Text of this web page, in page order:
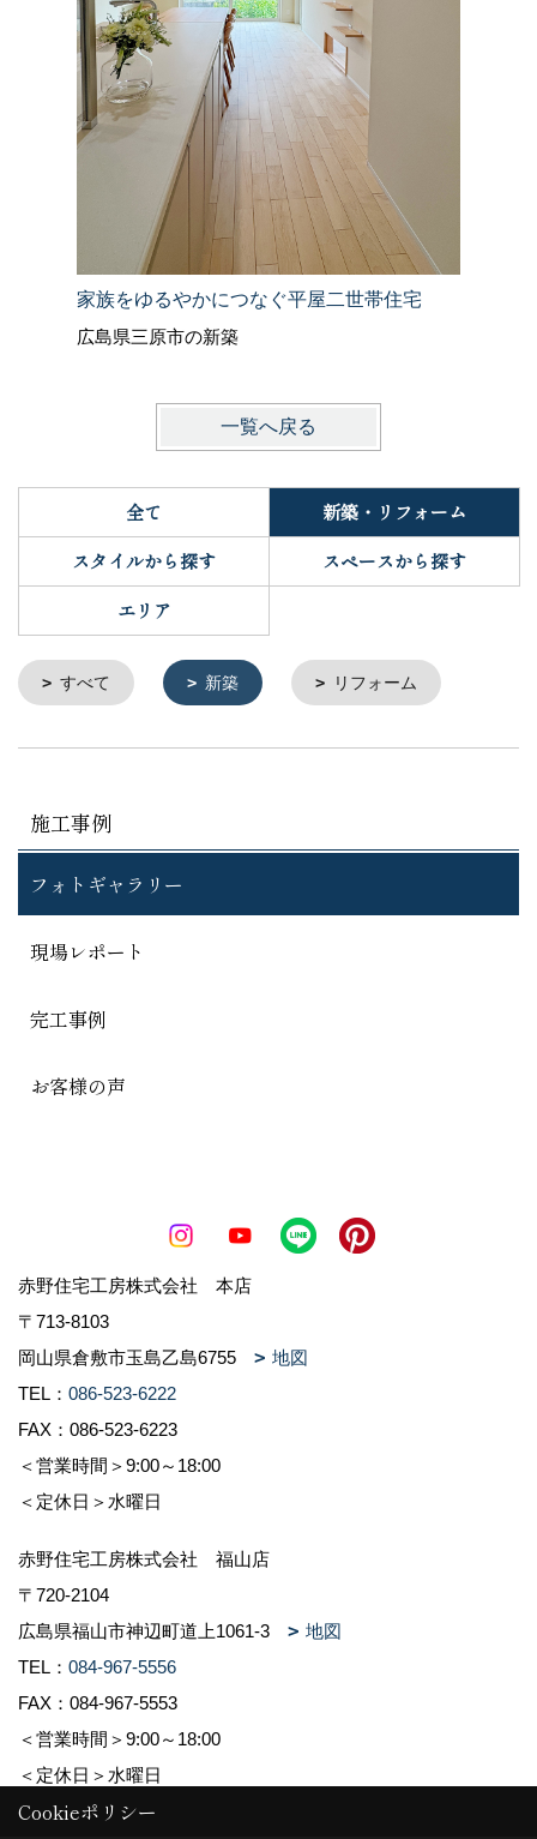
家族をゆるやかにつなぐ平屋二世帯住宅
広島県三原市の新築
一覧へ戻る
全て
新築・リフォーム
スタイルから探す
スペースから探す
エリア
すべて 新築 リフォーム
施工事例
フォトギャラリー
現場レポート
完工事例
お客様の声
赤野住宅工房株式会社 本店
〒713-8103
岡山県倉敷市玉島乙島6755
地図
TEL： 086-523-6222
FAX：086-523-6223
＜営業時間＞9:00～18:00
＜定休日＞水曜日
赤野住宅工房株式会社 福山店
〒720-2104
広島県福山市神辺町道上1061-3
地図
TEL： 084-967-5556
FAX：084-967-5553
＜営業時間＞9:00～18:00
＜定休日＞水曜日
Cookieポリシー